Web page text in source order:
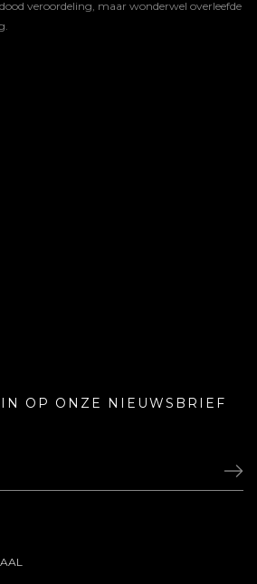
veroordeling, maar wonderwel overleefde
OP ONZE NIEUWSBRIEF